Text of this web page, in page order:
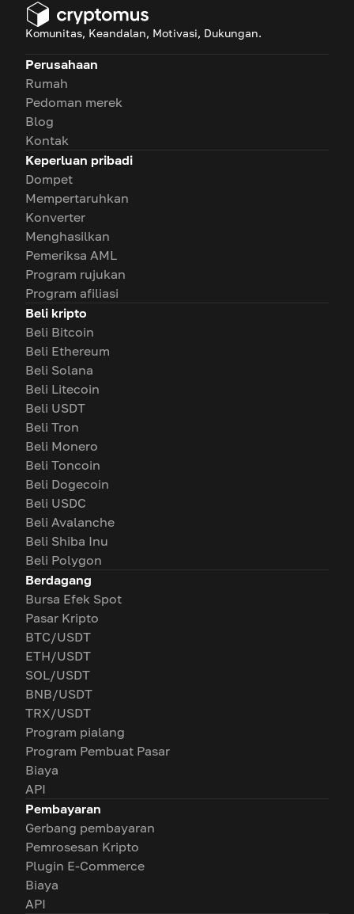
Komunitas, Keandalan, Motivasi, Dukungan.
Perusahaan
Rumah
Pedoman merek
Blog
Kontak
Keperluan pribadi
Dompet
Mempertaruhkan
Konverter
Menghasilkan
Pemeriksa AML
Program rujukan
Program afiliasi
Beli kripto
Beli Bitcoin
Beli Ethereum
Beli Solana
Beli Litecoin
Beli USDT
Beli Tron
Beli Monero
Beli Toncoin
Beli Dogecoin
Beli USDC
Beli Avalanche
Beli Shiba Inu
Beli Polygon
Berdagang
Bursa Efek Spot
Pasar Kripto
BTC/USDT
ETH/USDT
SOL/USDT
BNB/USDT
TRX/USDT
Program pialang
Program Pembuat Pasar
Biaya
API
Pembayaran
Gerbang pembayaran
Pemrosesan Kripto
Plugin E-Commerce
Biaya
API